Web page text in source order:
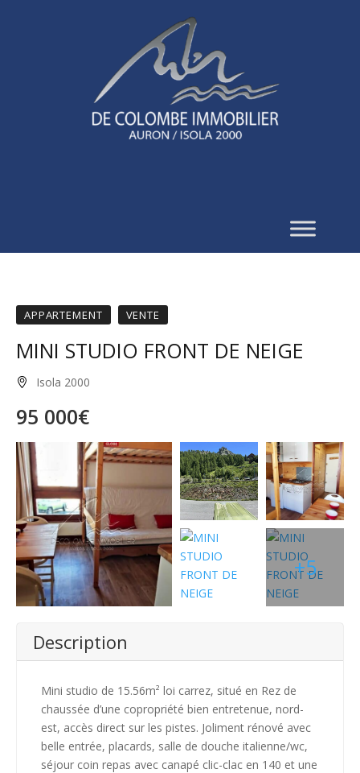
APPARTEMENT VENTE
MINI STUDIO FRONT DE NEIGE
Isola 2000
95 000€
+5
Description
Mini studio de 15.56m² loi carrez, situé en Rez de
chaussée d’une copropriété bien entretenue, nord-
est, accès direct sur les pistes. Joliment rénové avec
belle entrée, placards, salle de douche italienne/wc,
séjour coin repas avec canapé clic-clac en 140 et une